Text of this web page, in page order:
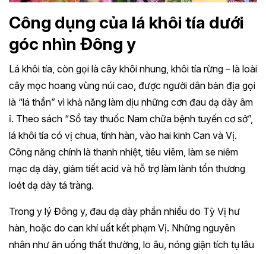
Công dụng của lá khôi tía dưới
góc nhìn Đông y
Lá khôi tía, còn gọi là cây khôi nhung, khôi tía rừng – là loài
cây mọc hoang vùng núi cao, được người dân bản địa gọi
là “lá thần” vì khả năng làm dịu những cơn đau dạ dày âm
ỉ. Theo sách “Sổ tay thuốc Nam chữa bệnh tuyến cơ sở”,
lá khôi tía có vị chua, tính hàn, vào hai kinh Can và Vị.
Công năng chính là thanh nhiệt, tiêu viêm, làm se niêm
mạc dạ dày, giảm tiết acid và hỗ trợ làm lành tổn thương
loét dạ dày tá tràng.
Trong y lý Đông y, đau dạ dày phần nhiều do Tỳ Vị hư
hàn, hoặc do can khí uất kết phạm Vị. Những nguyên
nhân như ăn uống thất thường, lo âu, nóng giận tích tụ lâu